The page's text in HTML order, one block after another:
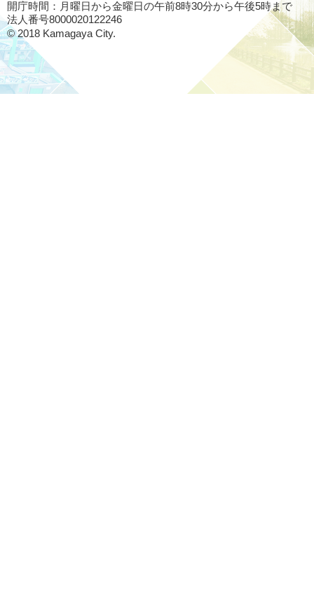
開庁時間：月曜日から金曜日の午前8時30分から午後5時まで
法人番号8000020122246
© 2018 Kamagaya City.